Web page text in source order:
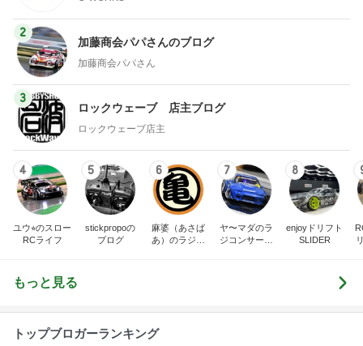
2
加藤商会パパさんのブログ
加藤商会パパさん
3
ロックウェーブ 店主ブログ
ロックウェーブ店主
4
ユウ⭐︎のスロー
RCライフ
5
stickpropoの
ブログ
6
麻婆（あさば
あ）のラジコ
7
ヤ〜マダのラ
ジコンサーキ
8
enjoyドリフト
SLIDER
もっと見る
トップブロガーランキング